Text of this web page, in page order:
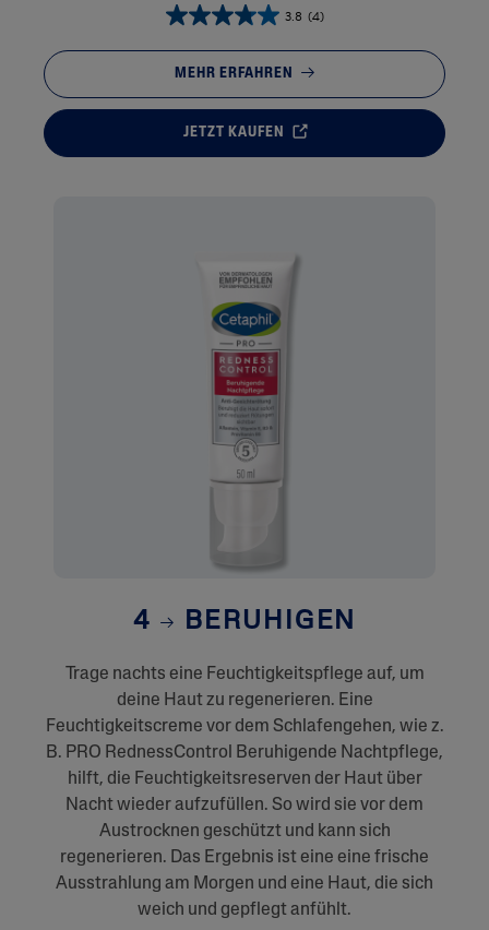
3.8 (4)
MEHR ERFAHREN
JETZT KAUFEN
4 BERUHIGEN
Trage nachts eine Feuchtigkeitspflege auf, um
deine Haut zu regenerieren. Eine
Feuchtigkeitscreme vor dem Schlafengehen, wie z.
B. PRO RednessControl Beruhigende Nachtpflege,
hilft, die Feuchtigkeitsreserven der Haut über
Nacht wieder aufzufüllen. So wird sie vor dem
Austrocknen geschützt und kann sich
regenerieren. Das Ergebnis ist eine eine frische
Ausstrahlung am Morgen und eine Haut, die sich
weich und gepflegt anfühlt.